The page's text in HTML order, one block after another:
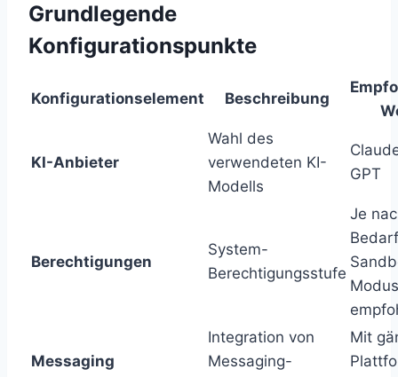
Grundlegende
Konfigurationspunkte
Konfigurationselement Beschreibung
KI-Anbieter
Wahl des
verwendeten KI-
Modells
GPT
Berechtigungen
System-
Berechtigungsstufe
Je
Modus
Messaging
Integration von
Messaging-
Mit